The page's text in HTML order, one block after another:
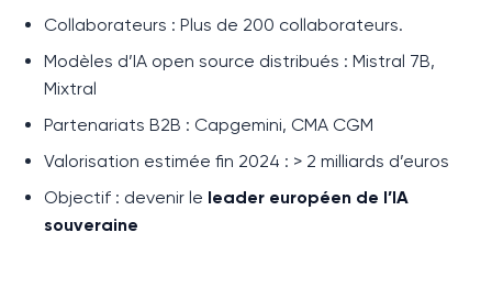
Collaborateurs : Plus de 200 collaborateurs.
Modèles d’IA open source distribués : Mistral 7B,
Mixtral
Partenariats B2B : Capgemini, CMA CGM
Valorisation estimée fin 2024 : > 2 milliards d’euros
Objectif : devenir le leader européen de l’IA
souveraine